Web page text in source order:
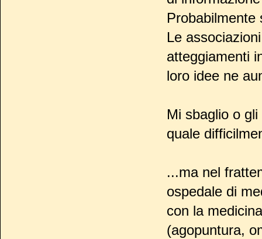
Probabilmente
Le
atteggiamenti
loro idee ne
Mi sbaglio o
quale
...ma nel
ospedale di
con la
(agopuntura,